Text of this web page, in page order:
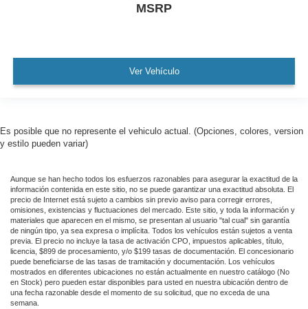
MSRP
Ver Vehículo
Es posible que no represente el vehiculo actual. (Opciones, colores, version
y estilo pueden variar)
Aunque se han hecho todos los esfuerzos razonables para asegurar la exactitud de la
información contenida en este sitio, no se puede garantizar una exactitud absoluta. El
precio de Internet está sujeto a cambios sin previo aviso para corregir errores,
omisiones, existencias y fluctuaciones del mercado. Este sitio, y toda la información y
materiales que aparecen en el mismo, se presentan al usuario "tal cual" sin garantía
de ningún tipo, ya sea expresa o implícita. Todos los vehículos están sujetos a venta
previa. El precio no incluye la tasa de activación CPO, impuestos aplicables, título,
licencia, $899 de procesamiento, y/o $199 tasas de documentación. El concesionario
puede beneficiarse de las tasas de tramitación y documentación. Los vehículos
mostrados en diferentes ubicaciones no están actualmente en nuestro catálogo (No
en Stock) pero pueden estar disponibles para usted en nuestra ubicación dentro de
una fecha razonable desde el momento de su solicitud, que no exceda de una
semana.